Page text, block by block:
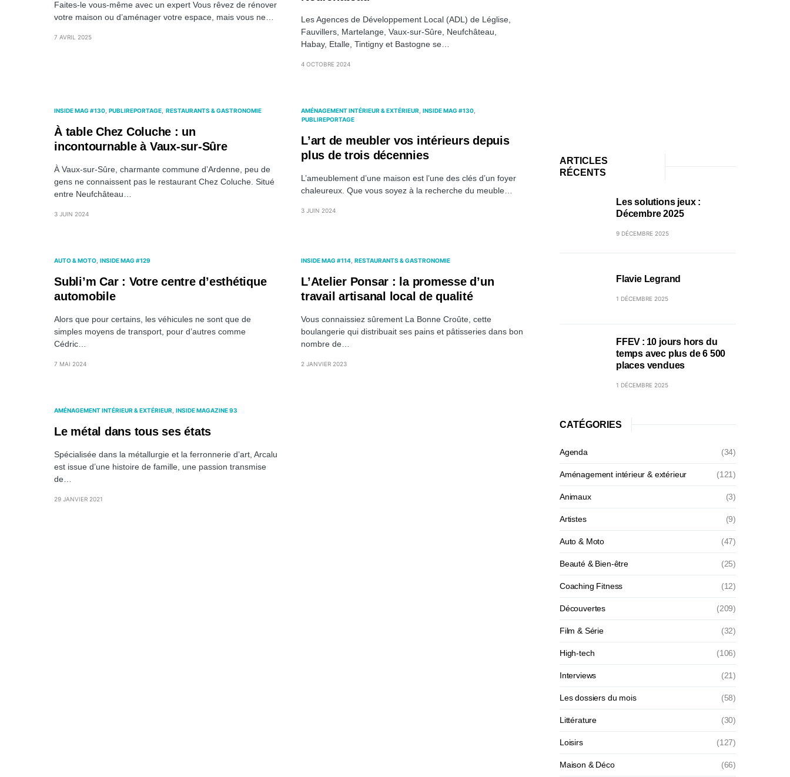
Faites-le vous-même avec un expert Vous rêvez de rénover
votre maison ou d’aménager votre espace, mais vous ne…
7 AVRIL 2025
Les Agences de Développement Local (ADL) de Léglise,
Fauvillers, Martelange, Vaux-sur-Sûre, Neufchâteau,
Habay, Etalle, Tintigny et Bastogne se…
4 OCTOBRE 2024
INSIDE MAG #130 PUBLIREPORTAGE RESTAURANTS & GASTRONOMIE
À table Chez Coluche : un
incontournable à Vaux-sur-Sûre
À Vaux-sur-Sûre, charmante commune d’Ardenne, peu de
gens ne connaissent pas le restaurant Chez Coluche. Situé
entre Neufchâteau…
3 JUIN 2024
AMÉNAGEMENT INTÉRIEUR & EXTÉRIEUR
INSIDE MAG #130
PUBLIREPORTAGE
L’art de meubler vos intérieurs depuis
plus de trois décennies
L’ameublement d’une maison est l’une des clés d’un foyer
chaleureux. Que vous soyez à la recherche du meuble…
3 JUIN 2024
AUTO & MOTO INSIDE MAG #129
Subli’m Car : Votre centre d’esthétique
automobile
Alors que pour certains, les véhicules ne sont que de
simples moyens de transport, pour d’autres comme
Cédric…
7 MAI 2024
INSIDE MAG #114 RESTAURANTS & GASTRONOMIE
L’Atelier Ponsar : la promesse d’un
travail artisanal local de qualité
Vous connaissiez sûrement La Bonne Croûte, cette
boulangerie qui distribuait ses pains et pâtisseries dans bon
nombre de…
2 JANVIER 2023
AMÉNAGEMENT INTÉRIEUR & EXTÉRIEUR INSIDE MAGAZINE 93
Le métal dans tous ses états
Spécialisée dans la métallurgie et la ferronnerie d’art, Arcalu
est issue d’une histoire de famille, une passion transmise
de…
29 JANVIER 2021
ARTICLES
RÉCENTS
Les solutions jeux :
Décembre 2025
9 DÉCEMBRE 2025
Flavie Legrand
1 DÉCEMBRE 2025
FFEV : 10 jours hors du
temps avec plus de 6 500
places vendues
1 DÉCEMBRE 2025
CATÉGORIES
Agenda (34)
Aménagement intérieur & extérieur (121)
Animaux (3)
Artistes (9)
Auto & Moto (47)
Beauté & Bien-être (25)
Coaching Fitness (12)
Découvertes (209)
Film & Série (32)
High-tech (106)
Interviews (21)
Les dossiers du mois (58)
Littérature (30)
Loisirs (127)
Maison & Déco (66)